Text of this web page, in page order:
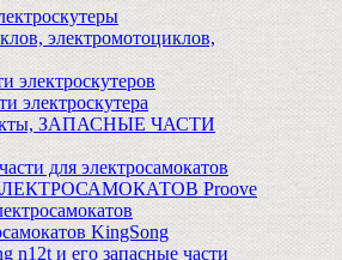
электромотоциклов,
электроскутеров
электроскутера
ЗАПАСНЫЕ ЧАСТИ
для электросамокатов
Proove
KingSong
n12t и его запасные части